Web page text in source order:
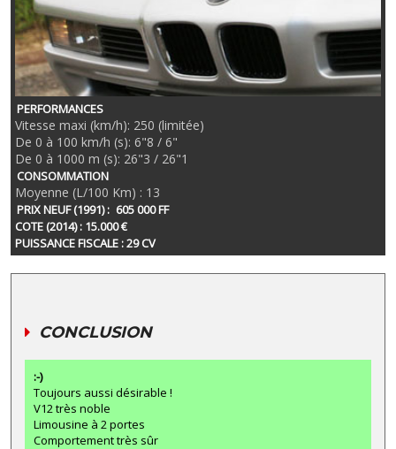
PERFORMANCES
Vitesse maxi (km/h): 250 (limitée)
De 0 à 100 km/h (s): 6"8 / 6"
De 0 à 1000 m (s): 26"3 / 26"1
CONSOMMATION
Moyenne (L/100 Km) : 13
PRIX NEUF (1991) : 605 000 FF
COTE (2014) : 15.000 €
PUISSANCE FISCALE : 29 CV
CONCLUSION
:-)
Toujours aussi désirable !
V12 très noble
Limousine à 2 portes
Comportement très sûr